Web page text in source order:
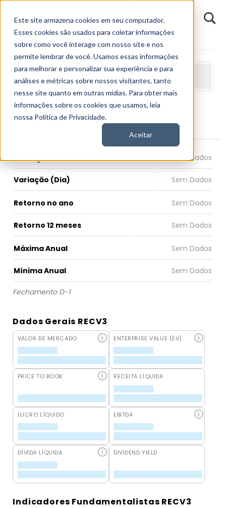
Este site armazena cookies em seu computador.
Esses cookies são usados para coletar informações
sobre como você interage com nosso site e nos
permite lembrar de você. Usamos essas informações
para melhorar e personalizar sua experiência e para
análises e métricas sobre nossos visitantes, tanto
nesse site quanto em outras mídias. Para obter mais
informações sobre os cookies que usamos, leia
nossa Política de Privacidade.
Aceitar
Fundamentos RECV3
RECV3
Petroreconcavo S.A.
COTAÇÃO RECV3 HOJE
Variação (Dia)
Retorno no ano
Retorno 12 meses
Máxima Anual
Mínima Anual
Fechamento D-1
Dados Gerais RECV3
VALOR DE MERCADO ENTERPRISE VALUE (EV)
PRICE TO BOOK RECEITA LÍQUIDA
LUCRO LÍQUIDO EBITDA
DÍVIDA LÍQUIDA DIVIDEND YIELD
Indicadores Fundamentalistas RECV3